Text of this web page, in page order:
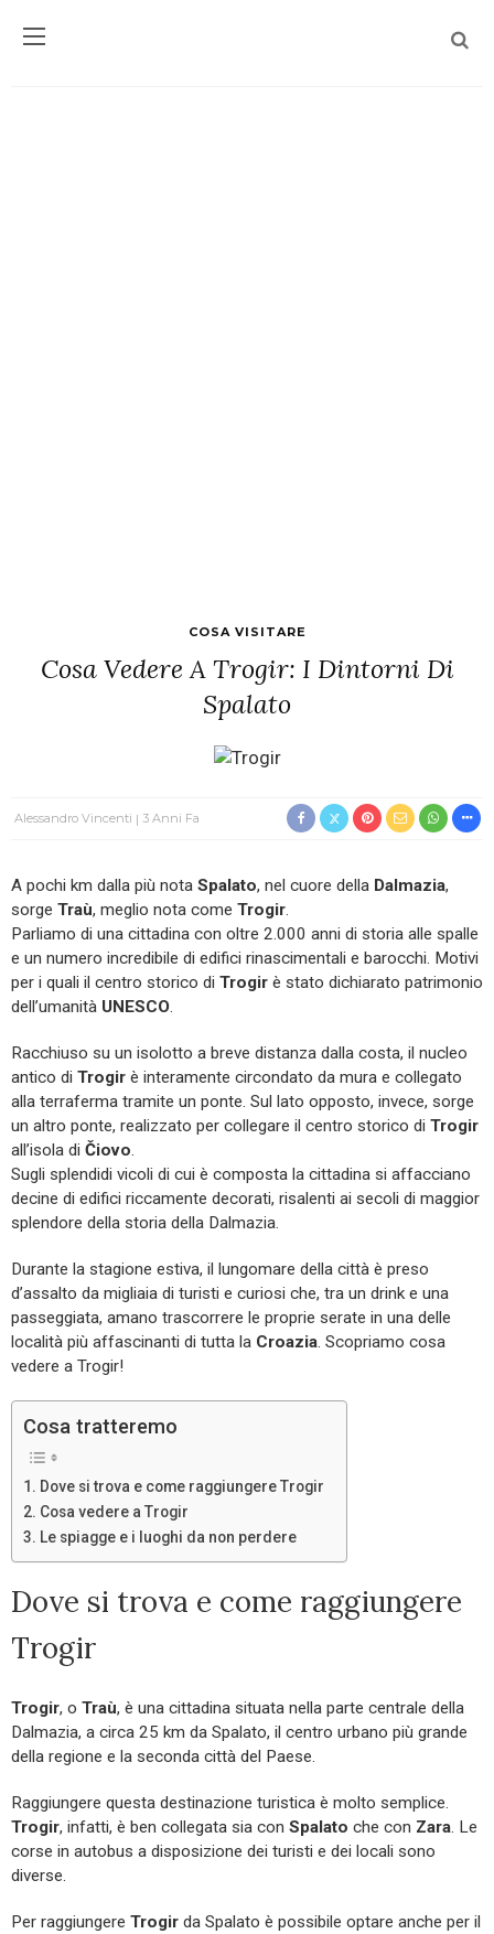
COSA VISITARE
Cosa Vedere A Trogir: I Dintorni Di
Spalato
Alessandro Vincenti 3 Anni Fa
A pochi km dalla più nota Spalato, nel cuore della Dalmazia,
sorge Traù, meglio nota come Trogir.
Parliamo di una cittadina con oltre 2.000 anni di storia alle spalle
e un numero incredibile di edifici rinascimentali e barocchi. Motivi
per i quali il centro storico di Trogir è stato dichiarato patrimonio
dell’umanità UNESCO.
Racchiuso su un isolotto a breve distanza dalla costa, il nucleo
antico di Trogir è interamente circondato da mura e collegato
alla terraferma tramite un ponte. Sul lato opposto, invece, sorge
un altro ponte, realizzato per collegare il centro storico di Trogir
all’isola di Čiovo.
Sugli splendidi vicoli di cui è composta la cittadina si affacciano
decine di edifici riccamente decorati, risalenti ai secoli di maggior
splendore della storia della Dalmazia.
Durante la stagione estiva, il lungomare della città è preso
d’assalto da migliaia di turisti e curiosi che, tra un drink e una
passeggiata, amano trascorrere le proprie serate in una delle
località più affascinanti di tutta la Croazia. Scopriamo cosa
vedere a Trogir!
Cosa tratteremo
Dove si trova e come raggiungere Trogir
Cosa vedere a Trogir
Le spiagge e i luoghi da non perdere
Dove si trova e come raggiungere
Trogir
Trogir, o Traù, è una cittadina situata nella parte centrale della
Dalmazia, a circa 25 km da Spalato, il centro urbano più grande
della regione e la seconda città del Paese.
Raggiungere questa destinazione turistica è molto semplice.
Trogir, infatti, è ben collegata sia con Spalato che con Zara. Le
corse in autobus a disposizione dei turisti e dei locali sono
diverse.
Per raggiungere Trogir da Spalato è possibile optare anche per il